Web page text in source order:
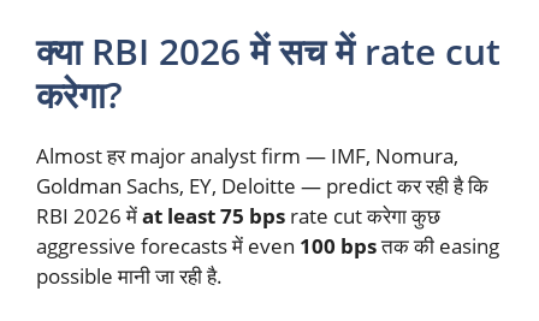
क्या RBI 2026 में सच में rate cut
करेगा?
Almost हर major analyst firm — IMF, Nomura,
Goldman Sachs, EY, Deloitte — predict कर रही है कि
RBI 2026 मेंat least 75 bps rate cut करेगा कुछ
aggressive forecasts में even 100 bpsतक की easing
possible मानी जा रही है.